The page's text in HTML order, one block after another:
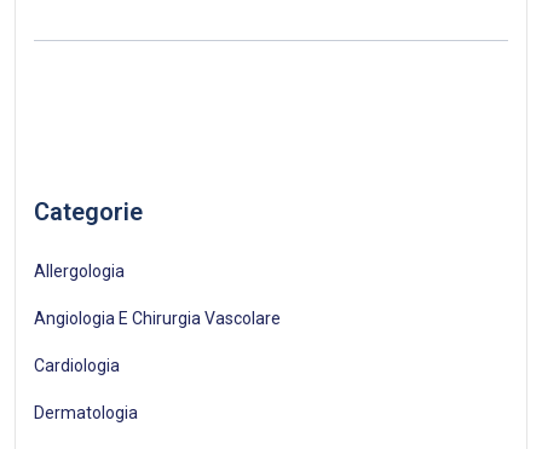
Categorie
Allergologia
Angiologia E Chirurgia Vascolare
Cardiologia
Dermatologia